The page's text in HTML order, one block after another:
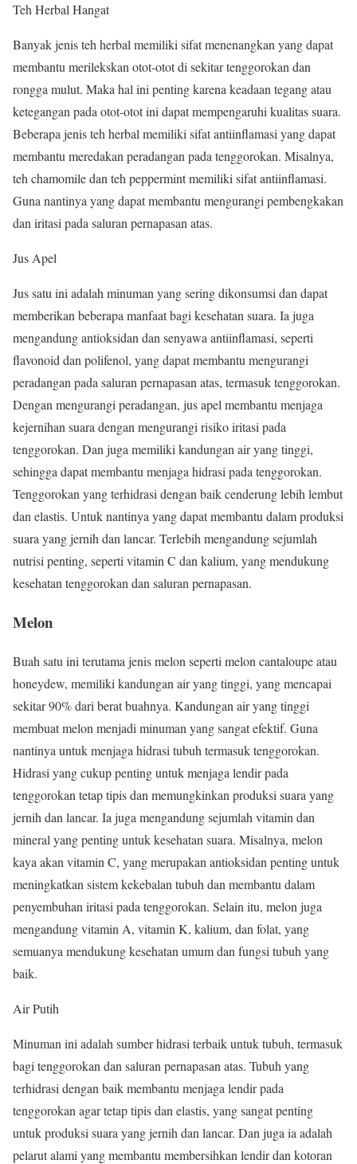
Teh Herbal Hangat
Banyak jenis teh herbal memiliki sifat menenangkan yang dapat
membantu merilekskan otot-otot di sekitar tenggorokan dan
rongga mulut. Maka hal ini penting karena keadaan tegang atau
ketegangan pada otot-otot ini dapat mempengaruhi kualitas suara.
Beberapa jenis teh herbal memiliki sifat antiinflamasi yang dapat
membantu meredakan peradangan pada tenggorokan. Misalnya,
teh chamomile dan teh peppermint memiliki sifat antiinflamasi.
Guna nantinya yang dapat membantu mengurangi pembengkakan
dan iritasi pada saluran pernapasan atas.
Jus Apel
Jus satu ini adalah minuman yang sering dikonsumsi dan dapat
memberikan beberapa manfaat bagi kesehatan suara. Ia juga
mengandung antioksidan dan senyawa antiinflamasi, seperti
flavonoid dan polifenol, yang dapat membantu mengurangi
peradangan pada saluran pernapasan atas, termasuk tenggorokan.
Dengan mengurangi peradangan, jus apel membantu menjaga
kejernihan suara dengan mengurangi risiko iritasi pada
tenggorokan. Dan juga memiliki kandungan air yang tinggi,
sehingga dapat membantu menjaga hidrasi pada tenggorokan.
Tenggorokan yang terhidrasi dengan baik cenderung lebih lembut
dan elastis. Untuk nantinya yang dapat membantu dalam produksi
suara yang jernih dan lancar. Terlebih mengandung sejumlah
nutrisi penting, seperti vitamin C dan kalium, yang mendukung
kesehatan tenggorokan dan saluran pernapasan.
Melon
Buah satu ini terutama jenis melon seperti melon cantaloupe atau
honeydew, memiliki kandungan air yang tinggi, yang mencapai
sekitar 90% dari berat buahnya. Kandungan air yang tinggi
membuat melon menjadi minuman yang sangat efektif. Guna
nantinya untuk menjaga hidrasi tubuh termasuk tenggorokan.
Hidrasi yang cukup penting untuk menjaga lendir pada
tenggorokan tetap tipis dan memungkinkan produksi suara yang
jernih dan lancar. Ia juga mengandung sejumlah vitamin dan
mineral yang penting untuk kesehatan suara. Misalnya, melon
kaya akan vitamin C, yang merupakan antioksidan penting untuk
meningkatkan sistem kekebalan tubuh dan membantu dalam
penyembuhan iritasi pada tenggorokan. Selain itu, melon juga
mengandung vitamin A, vitamin K, kalium, dan folat, yang
semuanya mendukung kesehatan umum dan fungsi tubuh yang
baik.
Air Putih
Minuman ini adalah sumber hidrasi terbaik untuk tubuh, termasuk
bagi tenggorokan dan saluran pernapasan atas. Tubuh yang
terhidrasi dengan baik membantu menjaga lendir pada
tenggorokan agar tetap tipis dan elastis, yang sangat penting
untuk produksi suara yang jernih dan lancar. Dan juga ia adalah
pelarut alami yang membantu membersihkan lendir dan kotoran